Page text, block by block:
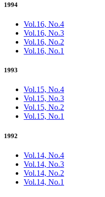
1994
Vol.16, No.4
Vol.16, No.3
Vol.16, No.2
Vol.16, No.1
1993
Vol.15, No.4
Vol.15, No.3
Vol.15, No.2
Vol.15, No.1
1992
Vol.14, No.4
Vol.14, No.3
Vol.14, No.2
Vol.14, No.1